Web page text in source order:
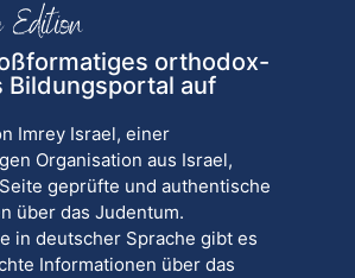
orthodox-
Bildungsportal auf
Imrey Israel, einer
Organisation aus Israel,
geprüfte und authentische
über das Judentum.
in deutscher Sprache gibt es
Informationen über das